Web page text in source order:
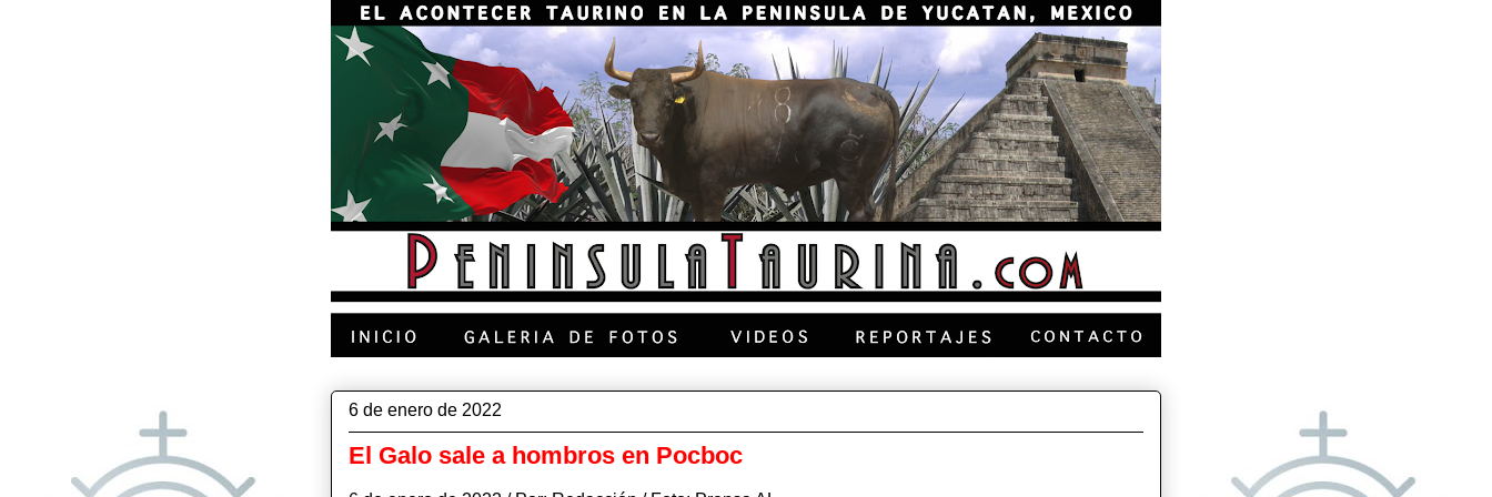
6 de enero de 2022
El Galo sale a hombros en Pocboc